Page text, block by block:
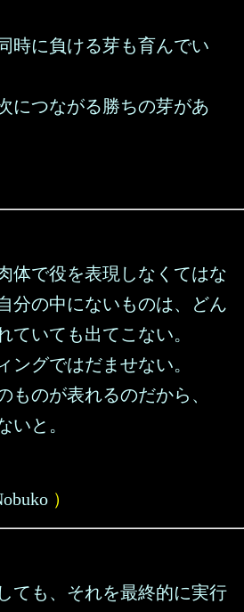
時に負ける芽も育んでい
につながる勝ちの芽があ
体で役を表現しなくてはな
分の中にないものは、どん
ていても出てこない。
ングではだませない。
ものが表れるのだから、
いと。
）
ても、それを最終的に実行